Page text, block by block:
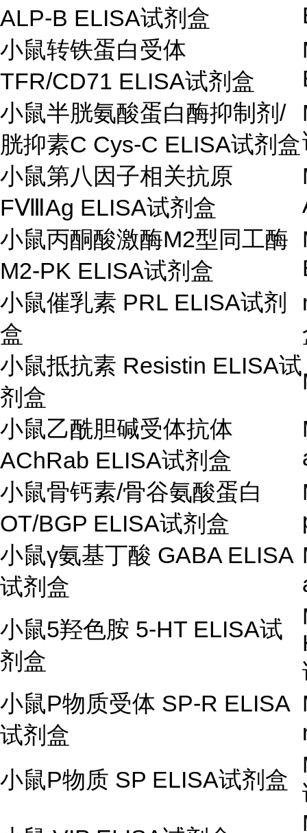
ALP-B ELISA试剂盒
小鼠转铁蛋白受体
TFR/CD71 ELISA试剂盒
小鼠半胱氨酸蛋白酶抑制剂/
胱抑素C Cys-C ELISA试剂盒
小鼠第八因子相关抗原
FⅧAg ELISA试剂盒
小鼠丙酮酸激酶M2型同工酶
M2-PK ELISA试剂盒
小鼠催乳素 PRL ELISA试剂
盒
小鼠抵抗素 Resistin ELISA试
剂盒
小鼠乙酰胆碱受体抗体
AChRab ELISA试剂盒
小鼠骨钙素/骨谷氨酸蛋白
OT/BGP ELISA试剂盒
小鼠γ氨基丁酸 GABA ELISA
试剂盒
小鼠5羟色胺 5-HT ELISA试
剂盒
小鼠P物质受体 SP-R ELISA
试剂盒
小鼠P物质 SP ELISA试剂盒